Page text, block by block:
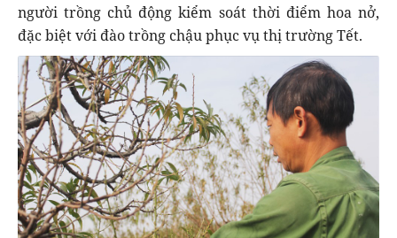
người trồng chủ động kiểm soát thời điểm hoa nở,
đặc biệt với đào trồng chậu phục vụ thị trường Tết.